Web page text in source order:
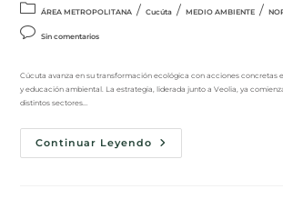
ÁREA METROPOLITANA / Cucúta / MEDIO AMBIENTE /
Sin comentarios
Cúcuta avanza en su transformación ecológica con acciones concretas
y educación ambiental. La estrategia, liderada junto a Veolia, ya
distintos sectores…
Continuar Leyendo